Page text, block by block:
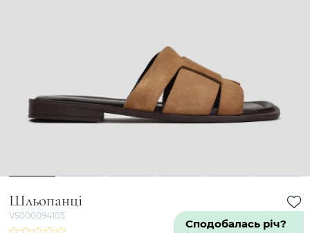
1 2 3 4 5 6
Шльопанці
VS000094105
Сподобалась річ?